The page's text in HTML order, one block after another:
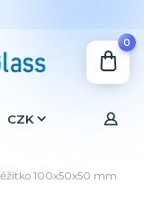
CZK
0
100x50x50 mm